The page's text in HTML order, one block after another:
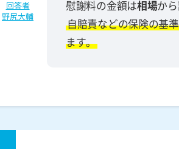
回答者
野尻大輔
慰謝料の金額は相場から
自賠責などの保険の基
ます。